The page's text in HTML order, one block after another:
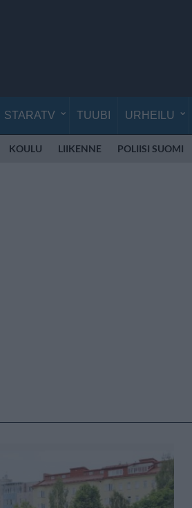
STARATV TUUBI URHEILU
KOULU LIIKENNE POLIISI SUOMI